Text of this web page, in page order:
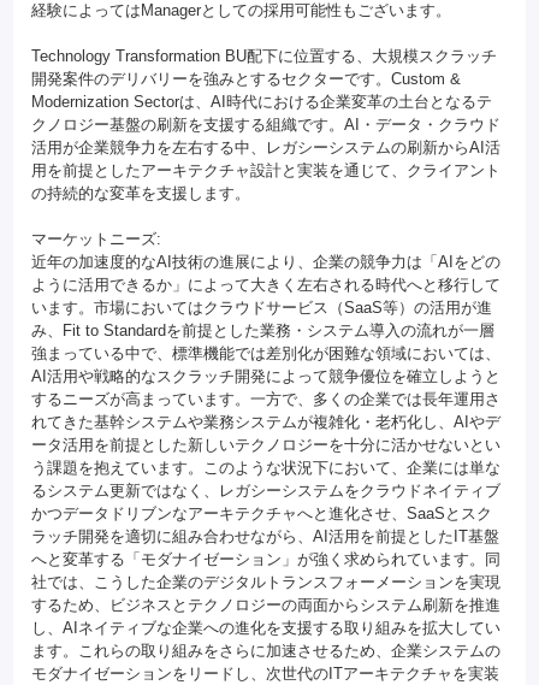
経験によってはManagerとしての採用可能性もございます。
Technology Transformation BU配下に位置する、大規模スクラッチ
開発案件のデリバリーを強みとするセクターです。Custom &
Modernization Sectorは、AI時代における企業変革の土台となるテ
クノロジー基盤の刷新を支援する組織です。AI・データ・クラウド
活用が企業競争力を左右する中、レガシーシステムの刷新からAI活
用を前提としたアーキテクチャ設計と実装を通じて、クライアント
の持続的な変革を支援します。
マーケットニーズ:
近年の加速度的なAI技術の進展により、企業の競争力は「AIをどの
ように活用できるか」によって大きく左右される時代へと移行して
います。市場においてはクラウドサービス（SaaS等）の活用が進
み、Fit to Standardを前提とした業務・システム導入の流れが一層
強まっている中で、標準機能では差別化が困難な領域においては、
AI活用や戦略的なスクラッチ開発によって競争優位を確立しようと
するニーズが高まっています。一方で、多くの企業では長年運用さ
れてきた基幹システムや業務システムが複雑化・老朽化し、AIやデ
ータ活用を前提とした新しいテクノロジーを十分に活かせないとい
う課題を抱えています。このような状況下において、企業には単な
るシステム更新ではなく、レガシーシステムをクラウドネイティブ
かつデータドリブンなアーキテクチャへと進化させ、SaaSとスク
ラッチ開発を適切に組み合わせながら、AI活用を前提としたIT基盤
へと変革する「モダナイゼーション」が強く求められています。同
社では、こうした企業のデジタルトランスフォーメーションを実現
するため、ビジネスとテクノロジーの両面からシステム刷新を推進
し、AIネイティブな企業への進化を支援する取り組みを拡大してい
ます。これらの取り組みをさらに加速させるため、企業システムの
モダナイゼーションをリードし、次世代のITアーキテクチャを実装